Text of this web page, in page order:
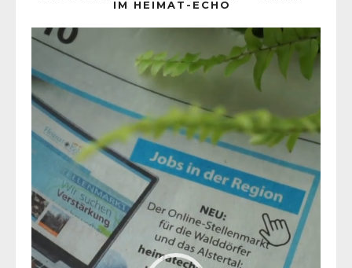
IM HEIMAT-ECHO
Player